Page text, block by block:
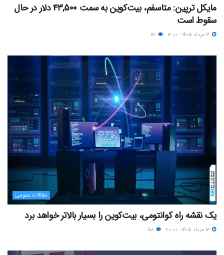
مایکل ترپین: متاسفم، بیت‌کوین به سمت ۴۳,۵۰۰ دلار در حال
سقوط است
مقالات عمومی
یک نقشه راه کوانتومی، بیت‌کوین را بسیار بالاتر خواهد برد